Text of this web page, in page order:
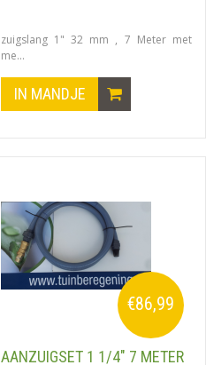
zuigslang 1" 32 mm , 7 Meter met
me...
IN MANDJE
€86,99
AANZUIGSET 1 1/4" 7 METER